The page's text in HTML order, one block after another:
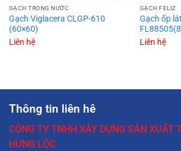
GẠCH TRONG NƯỚC
Gạch Viglacera CLGP-610
(60×60)
Liên hệ
GẠCH FELIZ
Gạch ốp
Liên hệ
Thông tin liên hê
CÔNG TY TNHH XÂY DỰNG SẢN XUẤT
HƯNG LỘC